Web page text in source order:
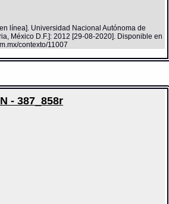
línea]. Universidad Nacional Autónoma de
México D.F.]: 2012 [29-08-2020]. Disponible en
contexto/11007
- 387_858r